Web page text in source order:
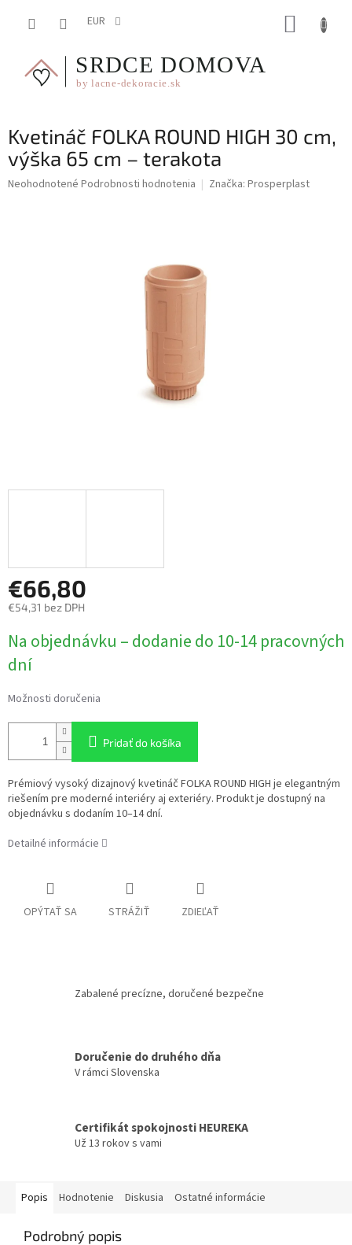
EUR
Kvetináč FOLKA ROUND HIGH 30 cm,
výška 65 cm – terakota
Priemerné
Neohodnotené Podrobnosti hodnotenia Značka: Prosperplast
€66,80
€54,31 bez DPH
cena:
Na objednávku – dodanie do 10-14 pracovných
dní
Možnosti doručenia
Pridať do košíka
Prémiový vysoký dizajnový kvetináč FOLKA ROUND HIGH je elegantným
riešením pre moderné interiéry aj exteriéry. Produkt je dostupný na
objednávku s dodaním 10–14 dní.
Detailné informácie
OPÝTAŤ SA STRÁŽIŤ ZDIEĽAŤ
Zabalené precízne, doručené bezpečne
Doručenie do druhého dňa
V rámci Slovenska
Certifikát spokojnosti HEUREKA
Už 13 rokov s vami
Popis Hodnotenie Diskusia Ostatné informácie
Podrobný popis